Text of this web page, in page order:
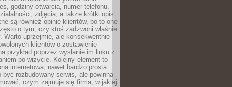
godziny otwarcia, numer telefonu,
zdjęcia, a także krótki opis
są również opinie klientów, bo to one
o tym, czy ktoś zadzwoni właśnie
Warto uprzejmie, ale konsekwentnie
klientów o zostawienie
przykład poprzez wysłanie im linku z
po wizycie. Kolejny element to
internetowa, nawet bardzo prosta.
być rozbudowany serwis, ale powinna
czym zajmuje się firma, w jakiej